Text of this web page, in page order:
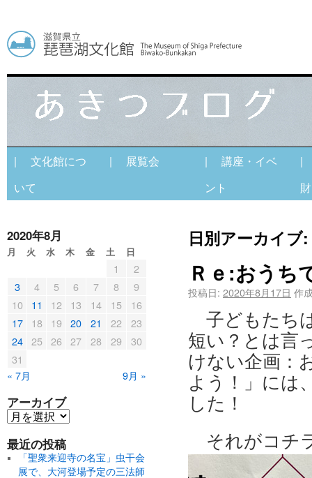
| 文化館につ
いて
| 展覧会
| 講座・イベ
ント
|
財
日別アーカイブ:
Ｒｅ:おうち
投稿日: 2020年8月17日 作
子どもたち
短い？とは言
けない企画：
よう！」には
した！
それがコチ
2020年8月
月 火 水 木 金 土 日
« 7月 9月 »
1
2
3
4 5 6 7 8
9
10
11 12 13 14 15
16
17
18 19 20 21 22
23
24
25 26 27 28 29
30
31
アーカイブ
最近の投稿
「聖衆来迎寺の名宝」虫干会
展で、大河登場予定の三法師